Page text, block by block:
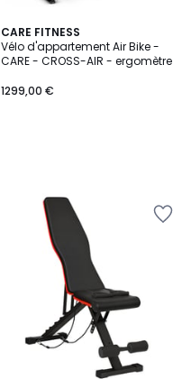
CARE FITNESS
Vélo d'appartement Air Bike -
CARE - CROSS-AIR - ergomètre
1299,00 €